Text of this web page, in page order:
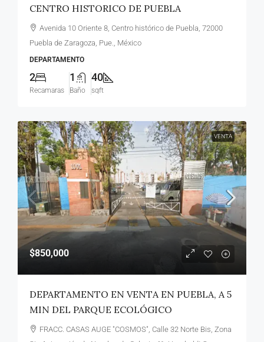
CENTRO HISTORICO DE PUEBLA
Avenida 10 Oriente 8, Centro histórico de Puebla, 72000
Puebla de Zaragoza, Pue., México
DEPARTAMENTO
2
Recamaras
1
Baño
40
sqft
VENTA
$850,000
DEPARTAMENTO EN VENTA EN PUEBLA, A 5
MIN DEL PARQUE ECOLÓGICO
FRACC. CASAS AUGE "COSMOS", Calle 32 Norte Bis, Zona